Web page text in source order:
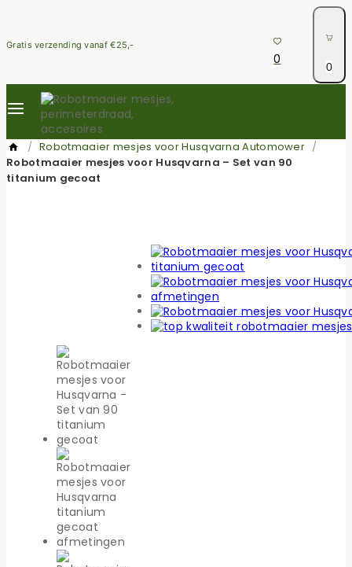
content
Gratis verzending vanaf €25,-
0
0
/ Robotmaaier mesjes voor Husqvarna Automower /
Robotmaaier mesjes voor Husqvarna – Set van 90
titanium gecoat